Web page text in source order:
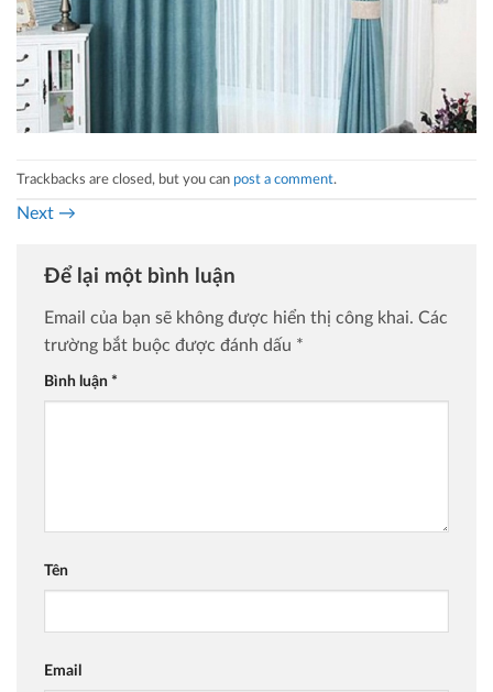
Trackbacks are closed, but you can post a comment.
Next →
Để lại một bình luận
Email của bạn sẽ không được hiển thị công khai. Các
trường bắt buộc được đánh dấu *
Bình luận *
Tên
Email